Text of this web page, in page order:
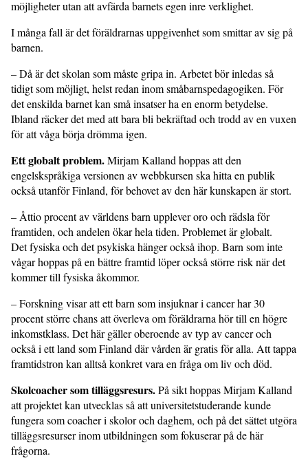
möjligheter utan att avfärda barnets egen inre verklighet.
I många fall är det föräldrarnas uppgivenhet som smittar av sig på
barnen.
– Då är det skolan som måste gripa in. Arbetet bör inledas så
tidigt som möjligt, helst redan inom småbarnspedagogiken. För
det enskilda barnet kan små insatser ha en enorm betydelse.
Ibland räcker det med att bara bli bekräftad och trodd av en vuxen
för att våga börja drömma igen.
Ett globalt problem.Mirjam Kalland hoppas att den
engelskspråkiga versionen av webbkursen ska hitta en publik
också utanför Finland, för behovet av den här kunskapen är stort.
– Åttio procent av världens barn upplever oro och rädsla för
framtiden, och andelen ökar hela tiden. Problemet är globalt.
Det fysiska och det psykiska hänger också ihop. Barn som inte
vågar hoppas på en bättre framtid löper också större risk när det
kommer till fysiska åkommor.
– Forskning visar att ett barn som insjuknar i cancer har 30
procent större chans att överleva om föräldrarna hör till en högre
inkomstklass. Det här gäller oberoende av typ av cancer och
också i ett land som Finland där vården är gratis för alla. Att tappa
framtidstron kan alltså konkret vara en fråga om liv och död.
Skolcoacher som tilläggsresurs.På sikt hoppas Mirjam Kalland
att projektet kan utvecklas så att universitetstuderande kunde
fungera som coacher i skolor och daghem, och på det sättet utgöra
tilläggsresurser inom utbildningen som fokuserar på de här
frågorna.